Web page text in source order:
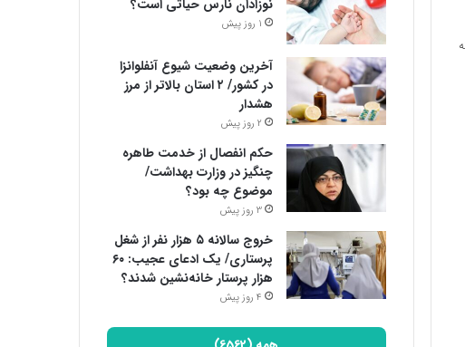
نوزادان نارس حیاتی است؟
1 روز پیش
آخرین وضعیت شیوع آنفلوانزا
در کشور/ ۲ استان بالاتر از مرز
هشدار
2 روز پیش
حکم انفصال از خدمت طاهره
چنگیز در وزارت بهداشت/
موضوع چه بود؟
3 روز پیش
خروج سالانه ۵ هزار نفر از شغل
پرستاری/ یک ادعای عجیب: ۶۰
هزار پرستار خانه‌نشین شدند؟
4 روز پیش